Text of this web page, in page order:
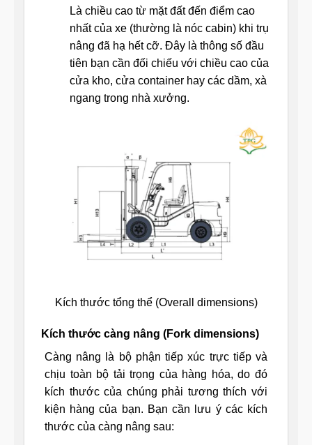
Là chiều cao từ mặt đất đến điểm cao
nhất của xe (thường là nóc cabin) khi trụ
nâng đã hạ hết cỡ. Đây là thông số đầu
tiên bạn cần đối chiếu với chiều cao của
cửa kho, cửa container hay các dầm, xà
ngang trong nhà xưởng.
Kích thước tổng thể (Overall dimensions)
Kích thước càng nâng (Fork dimensions)
Càng nâng là bộ phận tiếp xúc trực tiếp và
chịu toàn bộ tải trọng của hàng hóa, do đó
kích thước của chúng phải tương thích với
kiện hàng của bạn. Bạn cần lưu ý các kích
thước của càng nâng sau: